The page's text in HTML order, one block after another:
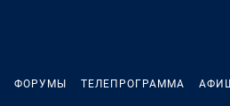
ФОРУМЫ ТЕЛЕПРОГРАММА